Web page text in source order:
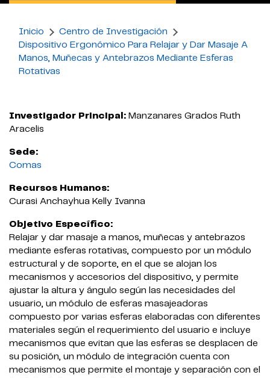
Inicio
Centro de Investigación
Dispositivo Ergonómico Para Relajar y Dar Masaje A
Manos, Muñecas y Antebrazos Mediante Esferas
Rotativas
Investigador Principal: Manzanares Grados Ruth
Aracelis
Sede:
Comas
Recursos Humanos:
Curasi Anchayhua Kelly Ivanna
Objetivo Específico:
Relajar y dar masaje a manos, muñecas y antebrazos
mediante esferas rotativas, compuesto por un módulo
estructural y de soporte, en el que se alojan los
mecanismos y accesorios del dispositivo, y permite
ajustar la altura y ángulo según las necesidades del
usuario, un módulo de esferas masajeadoras
compuesto por varias esferas elaboradas con diferentes
materiales según el requerimiento del usuario e incluye
mecanismos que evitan que las esferas se desplacen de
su posición, un módulo de integración cuenta con
mecanismos que permite el montaje y separación con el